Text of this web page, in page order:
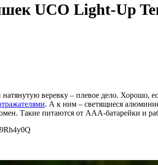
UCO Light-Up
веревку – плевое дело. Хорошо,
. А к ним – светящиеся
Такие питаются от ААА-батарейки и